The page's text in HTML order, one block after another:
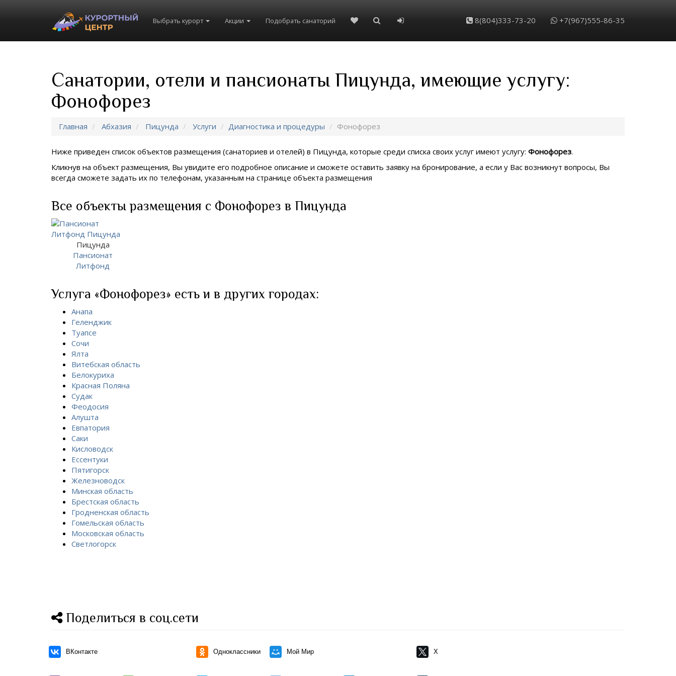
Выбрать курорт Акции Подобрать санаторий 8(804)333-73-20 +7(967)555-86-35
Санатории, отели и пансионаты Пицунда, имеющие услугу:
Фонофорез
Главная Абхазия Пицунда Услуги Диагностика и процедуры Фонофорез
Ниже приведен список объектов размещения (санаториев и отелей) в Пицунда, которые среди списка своих услуг имеют услугу: Фонофорез.
Кликнув на объект размещения, Вы увидите его подробное описание и сможете оставить заявку на бронирование, а если у Вас возникнут вопросы, Вы
всегда сможете задать их по телефонам, указанным на странице объекта размещения
Все объекты размещения с Фонофорез в Пицунда
Пицунда
Пансионат
Литфонд
Услуга «Фонофорез» есть и в других городах:
Анапа
Геленджик
Туапсе
Сочи
Ялта
Витебская область
Белокуриха
Красная Поляна
Судак
Феодосия
Алушта
Евпатория
Саки
Кисловодск
Ессентуки
Пятигорск
Железноводск
Минская область
Брестская область
Гродненская область
Гомельская область
Московская область
Светлогорск
Поделиться в соц.сети
ВКонтакте Одноклассники Мой Мир X